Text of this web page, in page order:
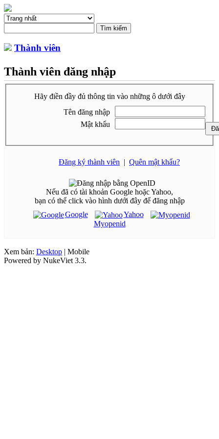
Thành viên
Thành viên đăng nhập
Hãy điền đầy đủ thông tin vào những ô dưới đây
Tên đăng nhập
Mật khẩu
Đăng ký thành viên | Quên mật khẩu?
Nếu đã có tài khoản Google hoặc Yahoo,
bạn có thể click vào hình dưới đây để đăng nhập
Google
Yahoo
Myopenid
Xem bản: Desktop | Mobile
Powered by NukeViet 3.3.